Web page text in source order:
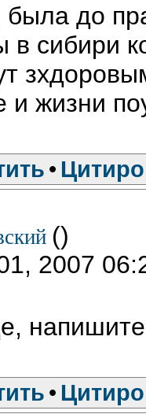
до
в сибири
жизни
•
()
2007
напишите
•